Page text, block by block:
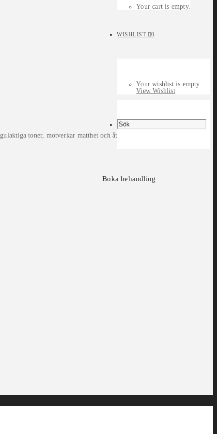
Your cart is empty.
WISHLIST 0
Your wishlist is empty.
View Wishlist
Boka behandling
toner, motverkar matthet och återställer